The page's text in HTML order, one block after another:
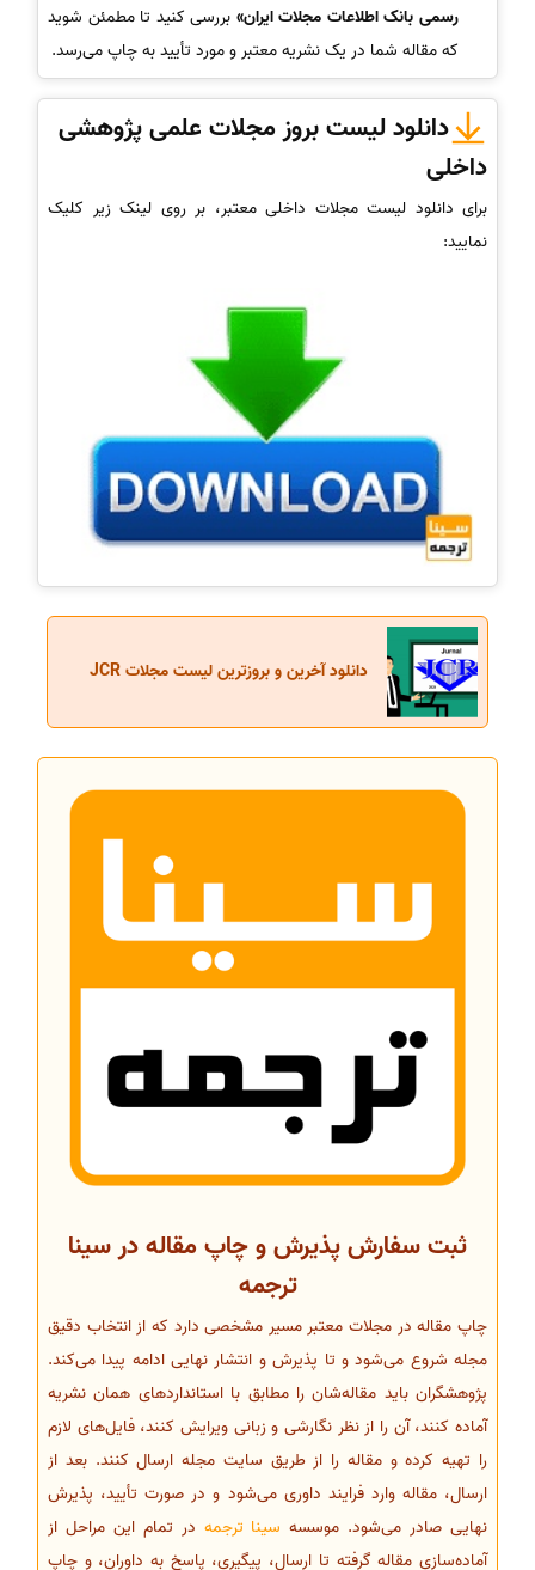
رسمی بانک اطلاعات مجلات ایران» بررسی کنید تا مطمئن شوید
که مقاله شما در یک نشریه معتبر و مورد تأیید به چاپ می‌رسد.
دانلود لیست بروز مجلات علمی پژوهشی
داخلی
برای دانلود لیست مجلات داخلی معتبر، بر روی لینک زیر کلیک
نمایید:
دانلود آخرین و بروزترین لیست مجلات JCR
ثبت سفارش پذیرش و چاپ مقاله در سینا
ترجمه
چاپ مقاله در مجلات معتبر مسیر مشخصی دارد که از انتخاب دقیق
مجله شروع می‌شود و تا پذیرش و انتشار نهایی ادامه پیدا می‌کند.
پژوهشگران باید مقاله‌شان را مطابق با استانداردهای همان نشریه
آماده کنند، آن را از نظر نگارشی و زبانی ویرایش کنند، فایل‌های لازم
را تهیه کرده و مقاله را از طریق سایت مجله ارسال کنند. بعد از
ارسال، مقاله وارد فرایند داوری می‌شود و در صورت تأیید، پذیرش
نهایی صادر می‌شود. موسسه سینا ترجمه در تمام این مراحل از
آماده‌سازی مقاله گرفته تا ارسال، پیگیری، پاسخ به داوران، و چاپ